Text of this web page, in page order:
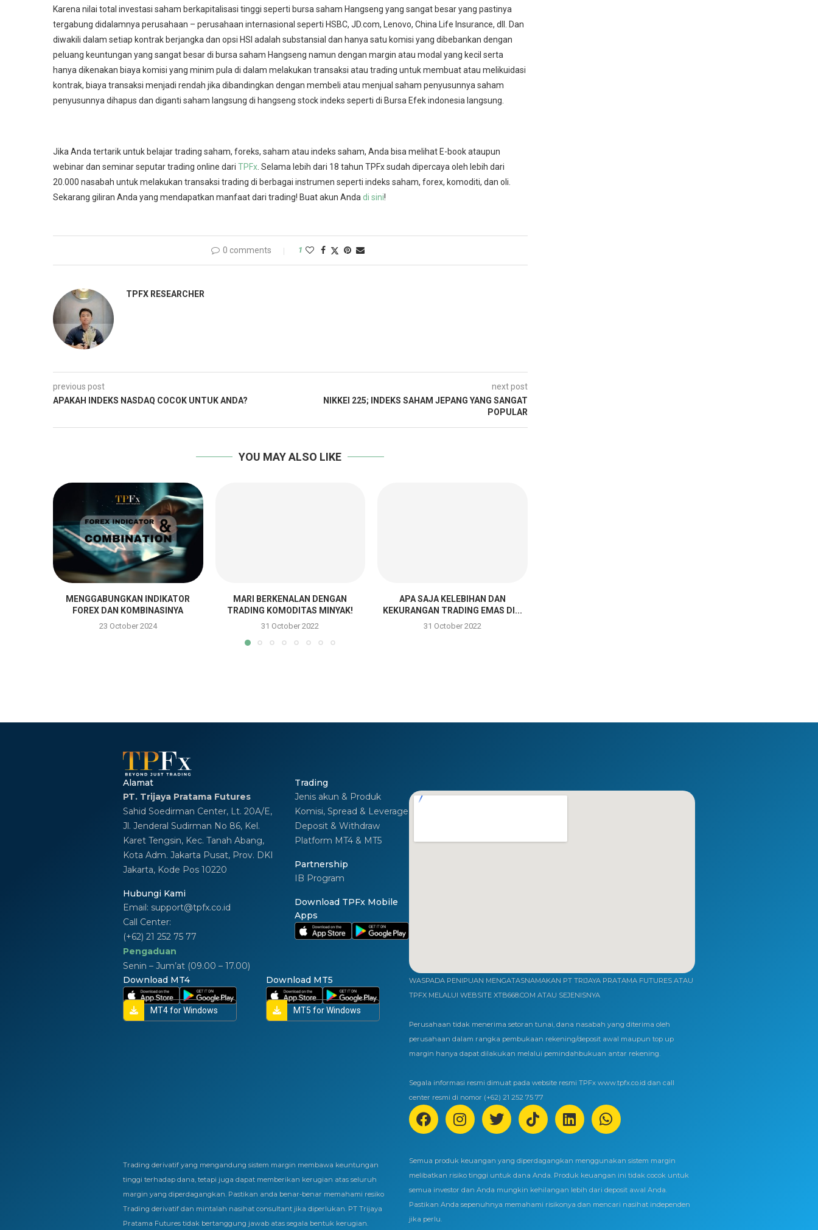
Karena nilai total investasi saham berkapitalisasi tinggi seperti bursa saham Hangseng yang sangat besar yang pastinya
tergabung didalamnya perusahaan – perusahaan internasional seperti HSBC, JD.com, Lenovo, China Life Insurance, dll. Dan
diwakili dalam setiap kontrak berjangka dan opsi HSI adalah substansial dan hanya satu komisi yang dibebankan dengan
peluang keuntungan yang sangat besar di bursa saham Hangseng namun dengan margin atau modal yang kecil serta
hanya dikenakan biaya komisi yang minim pula di dalam melakukan transaksi atau trading untuk membuat atau melikuidasi
kontrak, biaya transaksi menjadi rendah jika dibandingkan dengan membeli atau menjual saham penyusunnya saham
penyusunnya dihapus dan diganti saham langsung di hangseng stock indeks seperti di Bursa Efek indonesia langsung.
Jika Anda tertarik untuk belajartrading saham, foreks, saham atau indeks saham, Anda bisa melihat E-book ataupun
webinar dan seminar seputar trading online dari TPFx. Selama lebih dari 18 tahun TPFx sudah dipercaya oleh lebih dari
20.000 nasabah untuk melakukan transaksi trading di berbagai instrumen seperti indeks saham, forex, komoditi, dan oli.
Sekarang giliran Anda yang mendapatkan manfaat dari trading! Buat akun Andadi sini!
0 comments 1
TPFX RESEARCHER
previous post
APAKAH INDEKS NASDAQ COCOK UNTUK ANDA?
next post
NIKKEI 225; INDEKS SAHAM JEPANG YANG SANGAT
POPULAR
YOU MAY ALSO LIKE
MENGGABUNGKAN INDIKATOR
FOREX DAN KOMBINASINYA
23 October 2024
MARI BERKENALAN DENGAN
TRADING KOMODITAS MINYAK!
31 October 2022
APA SAJA KELEBIHAN DAN
KEKURANGAN TRADING EMAS DI...
31 October 2022
Alamat
PT. Trijaya Pratama Futures
Sahid Soedirman Center, Lt. 20A/E,
Jl. Jenderal Sudirman No 86, Kel.
Karet Tengsin, Kec. Tanah Abang,
Kota Adm. Jakarta Pusat, Prov. DKI
Jakarta, Kode Pos 10220
Hubungi Kami
Email: support@tpfx.co.id
Call Center:
(+62) 21 252 75 77
Pengaduan
Senin – Jum’at (09.00 – 17.00)
Trading
Jenis akun & Produk
Komisi, Spread & Leverage
Deposit & Withdraw
Platform MT4 & MT5
Partnership
IB Program
Download TPFx Mobile
Apps
Download MT4
MT4 for Windows
Download MT5
MT5 for Windows
WASPADA PENIPUAN MENGATASNAMAKAN PT TRIJAYA PRATAMA FUTURES ATAU
TPFX MELALUI WEBSITE XTB668.COM ATAU SEJENISNYA
Perusahaan tidak menerima setoran tunai, dana nasabah yang diterima oleh
perusahaan dalam rangka pembukaan rekening/deposit awal maupun top up
margin hanya dapat dilakukan melalui pemindahbukuan antar rekening.
Segala informasi resmi dimuat pada website resmi TPFx www.tpfx.co.id dan call
center resmi di nomor (+62) 21 252 75 77
Trading derivatif yang mengandung sistem margin membawa keuntungan
tinggi terhadap dana, tetapi juga dapat memberikan kerugian atas seluruh
margin yang diperdagangkan. Pastikan anda benar-benar memahami resiko
Trading derivatif dan mintalah nasihat consultant jika diperlukan. PT Trijaya
Pratama Futures tidak bertanggung jawab atas segala bentuk kerugian.
Semua produk keuangan yang diperdagangkan menggunakan sistem margin
melibatkan risiko tinggi untuk dana Anda. Produk keuangan ini tidak cocok untuk
semua investor dan Anda mungkin kehilangan lebih dari deposit awal Anda.
Pastikan Anda sepenuhnya memahami risikonya dan mencari nasihat independen
jika perlu.